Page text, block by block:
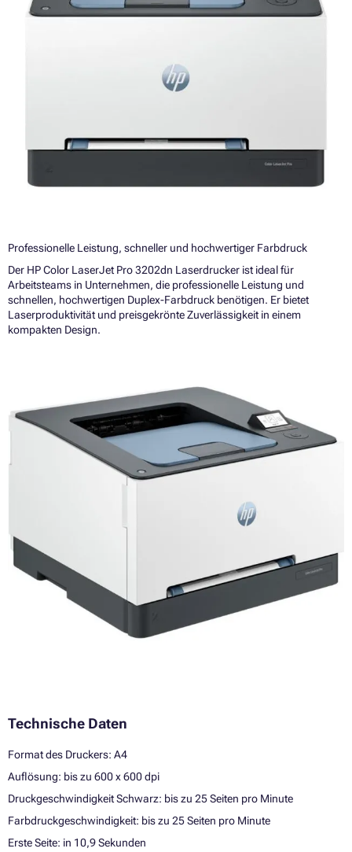
Professionelle Leistung, schneller und hochwertiger Farbdruck
Der HP Color LaserJet Pro 3202dn Laserdrucker ist ideal für
Arbeitsteams in Unternehmen, die professionelle Leistung und
schnellen, hochwertigen Duplex-Farbdruck benötigen. Er bietet
Laserproduktivität und preisgekrönte Zuverlässigkeit in einem
kompakten Design.
Technische Daten
Format des Druckers: A4
Auflösung: bis zu 600 x 600 dpi
Druckgeschwindigkeit Schwarz: bis zu 25 Seiten pro Minute
Farbdruckgeschwindigkeit: bis zu 25 Seiten pro Minute
Erste Seite: in 10,9 Sekunden